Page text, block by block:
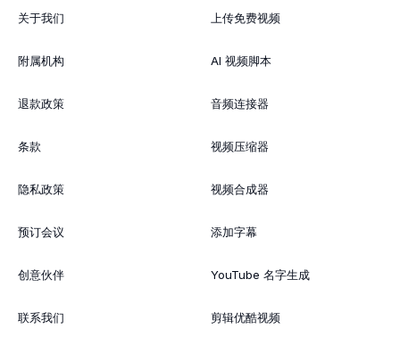
关于我们
附属机构
退款政策
条款
隐私政策
预订会议
创意伙伴
联系我们
上传免费视频
AI 视频脚本
音频连接器
视频压缩器
视频合成器
添加字幕
YouTube 名字生成
剪辑优酷视频